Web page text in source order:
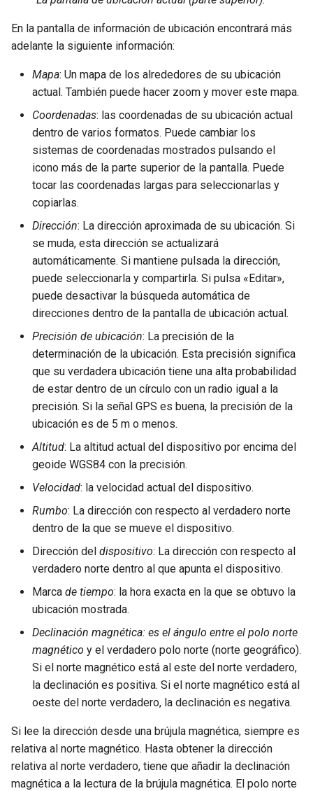
En la pantalla de información de ubicación encontrará más
adelante la siguiente información:
Mapa: Un mapa de los alrededores de su ubicación
actual. También puede hacer zoom y mover este mapa.
Coordenadas: las coordenadas de su ubicación actual
dentro de varios formatos. Puede cambiar los
sistemas de coordenadas mostrados pulsando el
icono más de la parte superior de la pantalla. Puede
tocar las coordenadas largas para seleccionarlas y
copiarlas.
Dirección: La dirección aproximada de su ubicación. Si
se muda, esta dirección se actualizará
automáticamente. Si mantiene pulsada la dirección,
puede seleccionarla y compartirla. Si pulsa «Editar»,
puede desactivar la búsqueda automática de
direcciones dentro de la pantalla de ubicación actual.
Precisión de ubicación: La precisión de la
determinación de la ubicación. Esta precisión significa
que su verdadera ubicación tiene una alta probabilidad
de estar dentro de un círculo con un radio igual a la
precisión. Si la señal GPS es buena, la precisión de la
ubicación es de 5 m o menos.
Altitud: La altitud actual del dispositivo por encima del
geoide WGS84 con la precisión.
Velocidad: la velocidad actual del dispositivo.
Rumbo: La dirección con respecto al verdadero norte
dentro de la que se mueve el dispositivo.
Dirección del dispositivo: La dirección con respecto al
verdadero norte dentro al que apunta el dispositivo.
Marca de tiempo: la hora exacta en la que se obtuvo la
ubicación mostrada.
Declinación magnética: es el ángulo entre el polo norte
magnético y el verdadero polo norte (norte geográfico).
Si el norte magnético está al este del norte verdadero,
la declinación es positiva. Si el norte magnético está al
oeste del norte verdadero, la declinación es negativa.
Si lee la dirección desde una brújula magnética, siempre es
relativa al norte magnético. Hasta obtener la dirección
relativa al norte verdadero, tiene que añadir la declinación
magnética a la lectura de la brújula magnética. El polo norte